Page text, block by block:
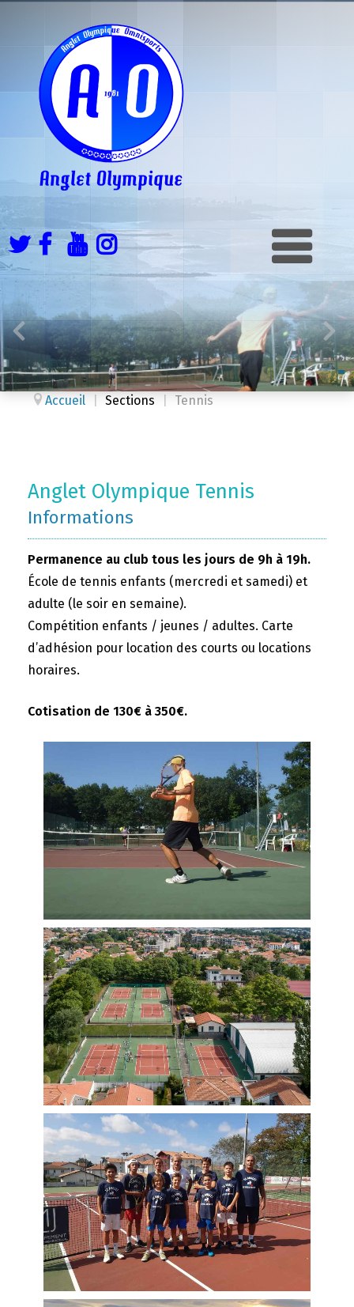
Accueil Sections Tennis
Anglet Olympique Tennis
Informations
Permanence au club tous les jours de 9h à 19h.
École de tennis enfants (mercredi et samedi) et
adulte (le soir en semaine).
Compétition enfants / jeunes / adultes. Carte
d’adhésion pour location des courts ou locations
horaires.
Cotisation de 130€ à 350€.